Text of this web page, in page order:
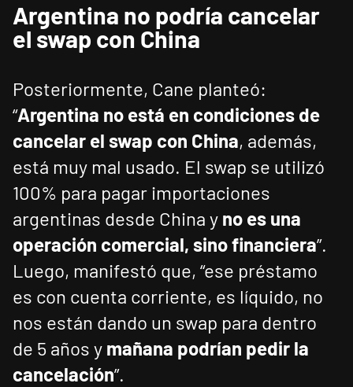
Argentina no podría cancelar
el swap con China
Posteriormente, Cane planteó:
“Argentina no está en condiciones de
cancelar el swap con China, además,
está muy mal usado. El swap se utilizó
100% para pagar importaciones
argentinas desde China y no es una
operación comercial, sino financiera”.
Luego, manifestó que, “ese préstamo
es con cuenta corriente, es líquido, no
nos están dando un swap para dentro
de 5 años y mañana podrían pedir la
cancelación”.